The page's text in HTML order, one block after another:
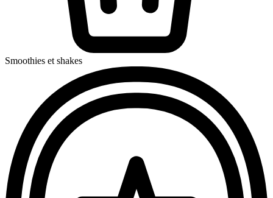
Smoothies et shakes